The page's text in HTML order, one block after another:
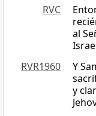
RVC
al
RVR1960
Y
y